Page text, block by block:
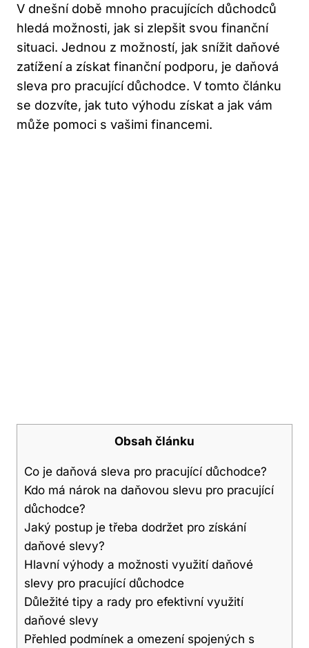
V dnešní době mnoho pracujících důchodců
hledá ⁣možnosti,⁢ jak si zlepšit ⁢svou finanční⁤
situaci. ⁣Jednou​ z možností, jak snížit daňové
zatížení a získat⁣ finanční podporu, ⁣je daňová
sleva ‍pro pracující důchodce. V⁣ tomto‌ článku
se ‍dozvíte, jak ​tuto výhodu ⁢získat a jak​ vám‌
může pomoci​ s ⁢vašimi ‍financemi.
Obsah článku
Co ​je⁢ daňová sleva pro pracující důchodce?
Kdo​ má nárok‍ na‍ daňovou⁣ slevu ​pro pracující
‍důchodce?
Jaký ​postup⁢ je třeba dodržet pro ⁢získání⁢
daňové slevy?
Hlavní výhody a ⁤možnosti využití daňové
slevy pro pracující důchodce
Důležité ⁣tipy a⁤ rady pro efektivní využití
daňové slevy
Přehled podmínek a omezení spojených ‍s